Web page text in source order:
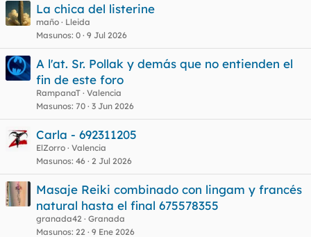
La chica del listerine
maño
Lleida
Masunos 0 9 Jul 2026
A l'at. Sr. Pollak y demás que no entienden el
fin de este foro
RampanaT Valencia
Masunos 70 3 Jun 2026
Carla - 692311205
ElZorro Valencia
Masunos 46 2 Jul 2026
Masaje Reiki combinado con lingam y francés
natural hasta el final 675578355
granada42
Granada
Masunos 22 9 Ene 2026